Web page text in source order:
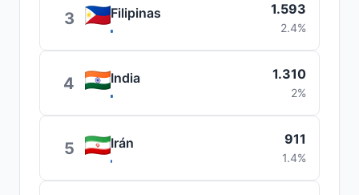
3 Filipinas 1.593
2.4%
4 India 1.310
2%
5 Irán 911
1.4%